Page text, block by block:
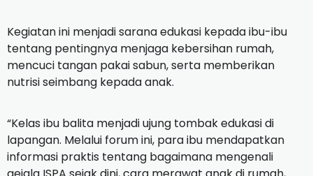
Kegiatan ini menjadi sarana edukasi kepada ibu-ibu
tentang pentingnya menjaga kebersihan rumah,
mencuci tangan pakai sabun, serta memberikan
nutrisi seimbang kepada anak.
“Kelas ibu balita menjadi ujung tombak edukasi di
lapangan. Melalui forum ini, para ibu mendapatkan
informasi praktis tentang bagaimana mengenali